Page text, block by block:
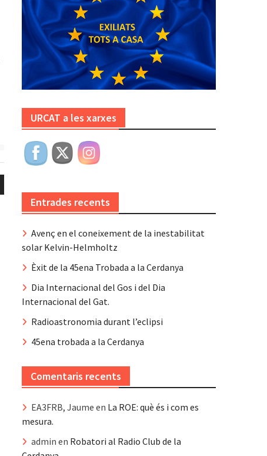
URCAT a les xarxes
Entrades recents
Avenç en el coneixement de la inestabilitat
solar Kelvin-Helmholtz
Èxit de la 45ena Trobada a la Cerdanya
Dia Internacional del Gos i del Dia
Internacional del Gat.
Radioastronomia durant l’eclipsi
45ena trobada a la Cerdanya
Comentaris recents
EA3FRB, Jaume en La ROE: què és i com es
mesura.
admin en Robatori al Radio Club de la